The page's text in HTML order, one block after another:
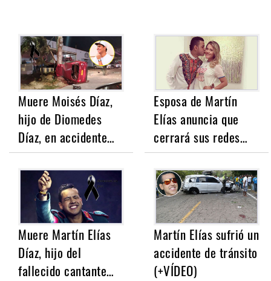
Muere Moisés Díaz,
hijo de Diomedes
Díaz, en accidente…
Esposa de Martín
Elías anuncia que
cerrará sus redes…
Muere Martín Elías
Díaz, hijo del
fallecido cantante…
Martín Elías sufrió un
accidente de tránsito
(+VÍDEO)